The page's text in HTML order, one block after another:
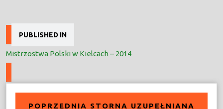
Nawigacja
wpisu
PUBLISHED IN
Mistrzostwa Polski w Kielcach – 2014
POPRZEDNIA STORNA UZUPEŁNIANA